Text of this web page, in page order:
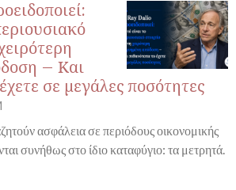
– Και
σε μεγάλες ποσότητες
ασφάλεια σε περιόδους οικονομικής
συνήθως στο ίδιο καταφύγιο: τα μετρητά.